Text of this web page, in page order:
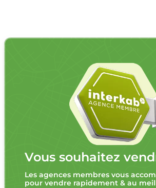
Vous souhaitez
Les agences membres vous
pour vendre rapidement & au